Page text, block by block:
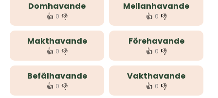
Domhavande
👍 0 👎
Mellanhavande
👍 0 👎
Makthavande
👍 0 👎
Förehavande
👍 0 👎
Befälhavande
👍 0 👎
Vakthavande
👍 0 👎